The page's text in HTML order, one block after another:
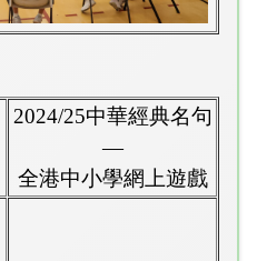
2024/25中華經典名句
—
全港中小學網上遊戲